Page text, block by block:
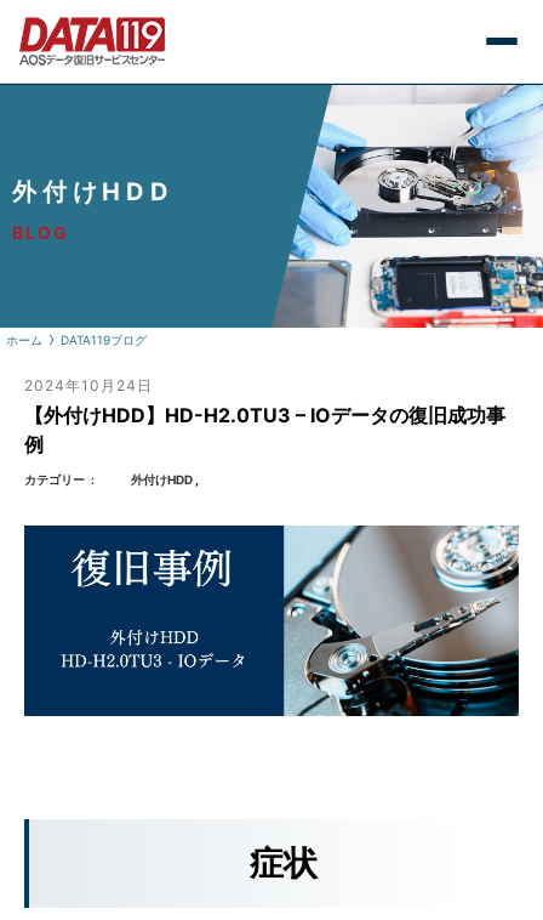
外付けHDD
BLOG
ホーム DATA119ブログ
2024年10月24日
【外付けHDD】HD-H2.0TU3 – IOデータの復旧成功事
例
カテゴリー 外付けHDD
症状